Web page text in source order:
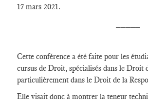
17 mars 2021.
Cette conférence a été faite pour les
cursus de Droit, spécialisés dans le Droit
particulièrement dans le Droit de la
Elle visait donc à montrer la teneur